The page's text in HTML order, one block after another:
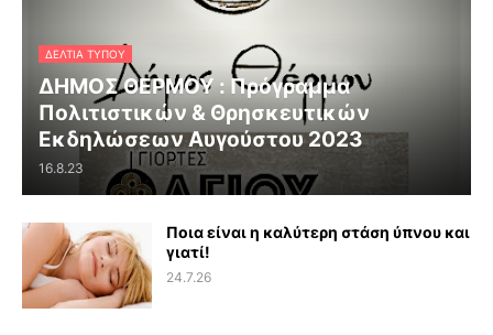
ΔΕΛΤΊΑ ΤΎΠΟΥ
ΔΗΜΟΣ ΘΕΡΜΟΥ : Πρόγραμμα
Πολιτιστικών & Θρησκευτικών
Εκδηλώσεων Αυγούστου 2023
16.8.23
Ποια είναι η καλύτερη στάση ύπνου και
γιατί!
24.7.26